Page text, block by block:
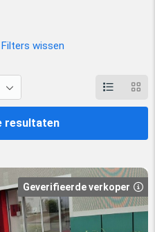
Filters wissen
resultaten
Geverifieerde verkoper